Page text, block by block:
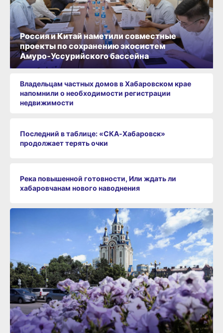
Россия и Китай наметили совместные
проекты по сохранению экосистем
Амуро‑Уссурийского бассейна
Владельцам частных домов в Хабаровском крае
напомнили о необходимости регистрации
недвижимости
Последний в таблице: «СКА‑Хабаровск»
продолжает терять очки
Река повышенной готовности, Или ждать ли
хабаровчанам нового наводнения